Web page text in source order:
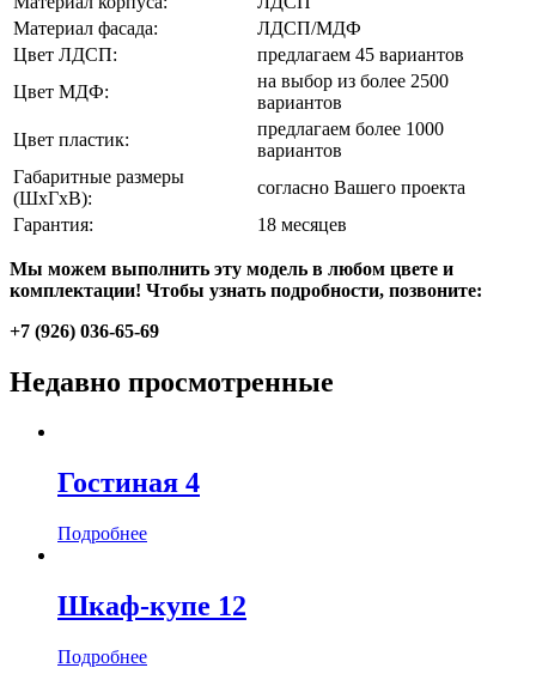
Материал фасада:
ЛДСП/МДФ
Цвет ЛДСП:
предлагаем 45 вариантов
Цвет МДФ:
на выбор из более 2500
вариантов
Цвет пластик:
предлагаем более 1000
вариантов
Габаритные размеры
(ШхГхВ):
согласно Вашего проекта
Гарантия:
18 месяцев
Мы можем выполнить эту модель в любом цвете и
комплектации! Чтобы узнать подробности, позвоните:
+7 (926) 036-65-69
Недавно просмотренные
Гостиная 4
Подробнее
Шкаф-купе 12
Подробнее